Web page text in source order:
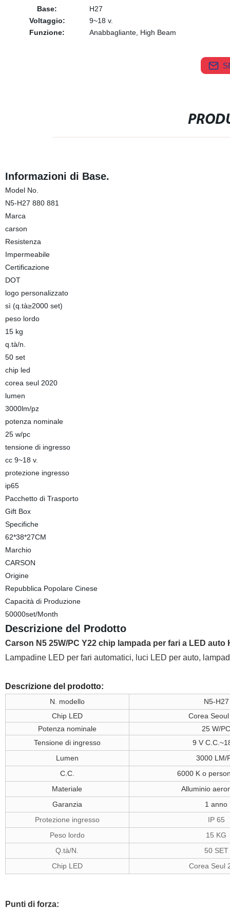
Base:
H27
Voltaggio:
9~18 v.
Funzione:
Anabbagliante, High Beam
Informazioni di Base.
Model No.
N5-H27 880 881
Marca
carson
Resistenza
Impermeabile
Certificazione
DOT
logo personalizzato
sì (q.tà≥2000 set)
peso lordo
15 kg
q.tà/n.
50 set
chip led
corea seul 2020
lumen
3000lm/pz
potenza nominale
25 w/pc
tensione di ingresso
cc 9~18 v.
protezione ingresso
ip65
Pacchetto di Trasporto
Gift Box
Specifiche
62*38*27CM
Marchio
CARSON
Origine
Repubblica Popolare Cinese
Capacità di Produzione
50000set/Month
Descrizione del Prodotto
Carson N5 25W/PC Y22 chip lampada per fari a LED auto
Lampadine LED per fari automatici, luci LED per auto,
Descrizione del prodotto:
N. modello
N5-H27
Chip LED
Corea
Potenza nominale
25 W/
Tensione di ingresso
9 V
Lumen
3000 LM/
C.C.
6000 K o
Materiale
Alluminio
Garanzia
1 anno
Protezione ingresso
IP 65
Peso lordo
15 KG
Q.tà/N.
50 SET
Chip LED
Corea Seul
Punti di forza: